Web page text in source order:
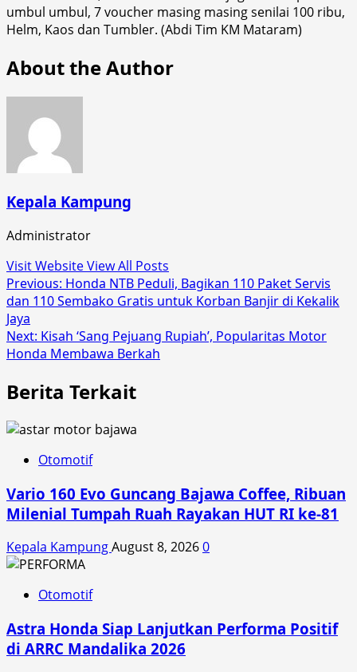
umbul umbul, 7 voucher masing masing senilai 100 ribu,
Helm, Kaos dan Tumbler. (Abdi Tim KM Mataram)
About the Author
Kepala Kampung
Administrator
Visit WebsiteView All Posts
Post
navigation
Previous: Honda NTB Peduli, Bagikan 110 Paket Servis
dan 110 Sembako Gratis untuk Korban Banjir di Kekalik
Jaya
Next: Kisah ‘Sang Pejuang Rupiah’, Popularitas Motor
Honda Membawa Berkah
Berita Terkait
Otomotif
Vario 160 Evo Guncang Bajawa Coffee, Ribuan
Milenial Tumpah Ruah Rayakan HUT RI ke-81
Kepala KampungAugust 8, 20260
Otomotif
Astra Honda Siap Lanjutkan Performa Positif
di ARRC Mandalika 2026